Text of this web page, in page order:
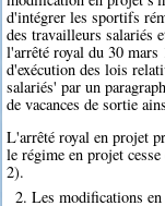
d'intégrer les sportifs
des travailleurs salariés
l'arrêté royal du 30 mars
d'exécution des lois
salariés' par un
de vacances de sortie
L'arrêté royal en projet
le régime en projet
2).
2. Les modifications